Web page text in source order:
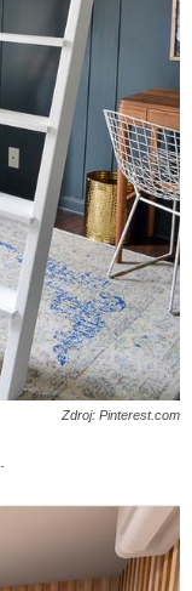
Zdroj: Pinterest.com